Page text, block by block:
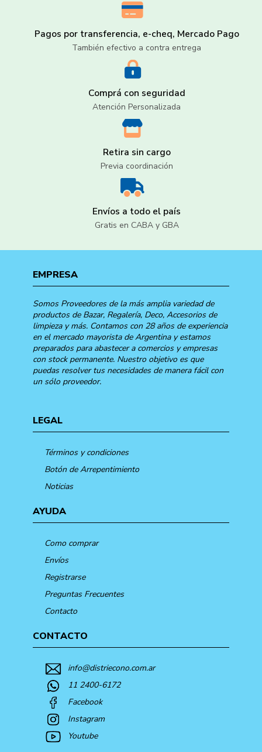
Pagos por transferencia, e-cheq, Mercado Pago
También efectivo a contra entrega
Comprá con seguridad
Atención Personalizada
Retira sin cargo
Previa coordinación
Envíos a todo el país
Gratis en CABA y GBA
EMPRESA
Somos Proveedores de la más amplia variedad de
productos de Bazar, Regalería, Deco, Accesorios de
limpieza y más. Contamos con 28 años de experiencia
en el mercado mayorista de Argentina y estamos
preparados para abastecer a comercios y empresas
con stock permanente. Nuestro objetivo es que
puedas resolver tus necesidades de manera fácil con
un sólo proveedor.
LEGAL
Términos y condiciones
Botón de Arrepentimiento
Noticias
AYUDA
Como comprar
Envíos
Registrarse
Preguntas Frecuentes
Contacto
CONTACTO
info@distriecono.com.ar
11 2400-6172
Facebook
Instagram
Youtube